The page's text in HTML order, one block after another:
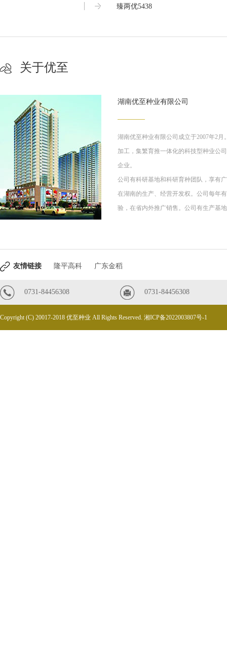
臻两优5438
关于优至
湖南优至种业有限公司
湖南优至种业有限公司成立于2007年2
加工，集繁育推一体化的科技型种业公
企业。
公司有科研基地和科研育种团队，享有
在湖南的生产、经营开发权。公司每年
验，在省内外推广销售。公司有生产基
友情链接 隆平高科 广东金稻
0731-84456308 0731-84456308
Copyright (C) 20017-2018 优至种业 All Rights Reserved. 湘ICP备2022003807号-1